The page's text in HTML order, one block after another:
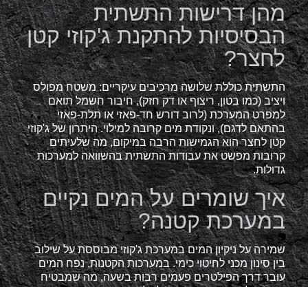
מהן דרישות התשתית
הבסיסיות להתקנת ג'קוזי קטן
לחצר?
התשתית כוללת שלושה מרכיבים עיקריים: משטח מפולס
ויציב (כמו בטון, ריצוף או דק חזק), חיבור חשמל תואם
למפרט המערכת (לרוב דורש חד-פאזי או תלת-פאזי
בהתאם לדגם), ונקודת מים קרובה למילוי. היתרון של ג'קוזי
קטן לחצר הוא הגמישות הרבה במיקום, מה שלעיתים
קרובות מפשט את עבודות התשתית בהשוואה למערכות
גדולות.
איך שומרים על המים נקיים
במערכת קטנה?
שמירה על ניקיון המים במערכת ג'קוזי מבוססת על שילוב
בין סינון מכני לחיטוי כימי. במערכות הקטנות, נפח המים
עובר דרך הפילטרים פעמים רבות בשעה, מה שמבטיח